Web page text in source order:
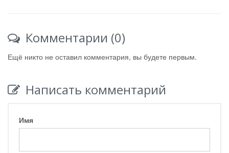
Комментарии (0)
Ещё никто не оставил комментария, вы будете первым.
Написать комментарий
Имя